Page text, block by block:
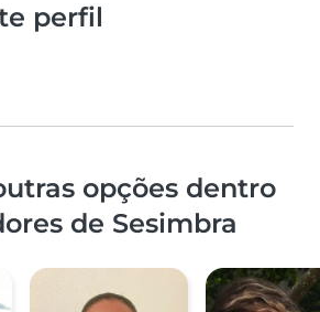
perfil
opções dentro
de Sesimbra